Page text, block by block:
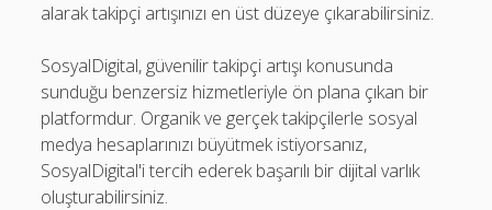
alarak takipçi artışınızı en üst düzeye çıkarabilirsiniz.
SosyalDigital, güvenilir takipçi artışı konusunda
sunduğu benzersiz hizmetleriyle ön plana çıkan bir
platformdur. Organik ve gerçek takipçilerle sosyal
medya hesaplarınızı büyütmek istiyorsanız,
SosyalDigital'i tercih ederek başarılı bir dijital varlık
oluşturabilirsiniz.